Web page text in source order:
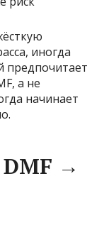
иногда
предпочитает
а не
начинает
→